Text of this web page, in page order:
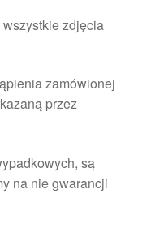
zdjęcia
zamówionej
przez
są
na nie gwarancji